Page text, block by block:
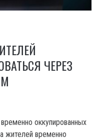
ЧЕРЕЗ
оккупированных
жителей временно